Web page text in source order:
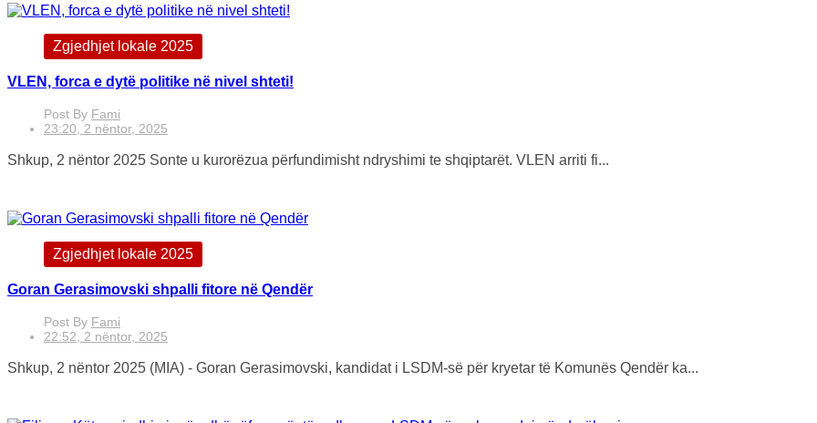
Zgjedhjet lokale 2025
VLEN, forca e dytë politike në nivel shteti!
Post By Fami
23:20, 2 nëntor, 2025
Shkup, 2 nëntor 2025 Sonte u kurorëzua përfundimisht ndryshimi te shqiptarët. VLEN arriti fi...
Zgjedhjet lokale 2025
Goran Gerasimovski shpalli fitore në Qendër
Post By Fami
22:52, 2 nëntor, 2025
Shkup, 2 nëntor 2025 (MIA) - Goran Gerasimovski, kandidat i LSDM-së për kryetar të Komunës Qendër ka...